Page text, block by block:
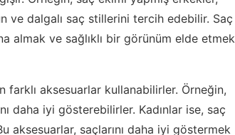
ve dalgalı saç stillerini tercih edebilir. Saç
almak ve sağlıklı bir görünüm elde etmek
farklı aksesuarlar kullanabilirler. Örneğin,
daha iyi gösterebilirler. Kadınlar ise, saç
aksesuarlar, saçlarını daha iyi göstermek